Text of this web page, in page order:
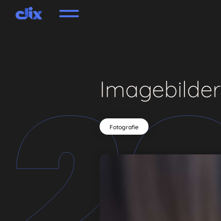
Imagebilder
Fotografie